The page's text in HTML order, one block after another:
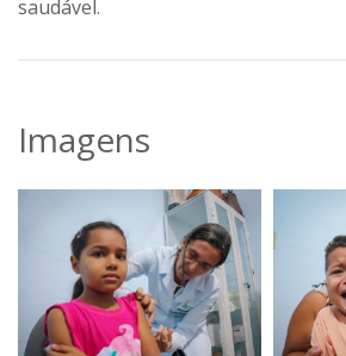
saudável.
Imagens